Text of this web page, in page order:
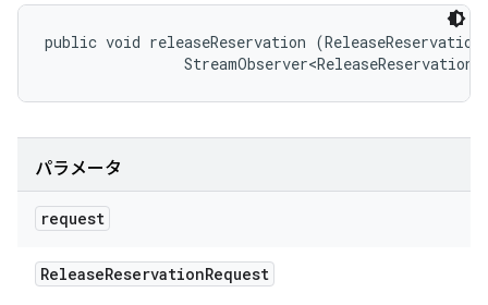
public void releaseReservation
パラメータ
request
ReleaseReservationRequest